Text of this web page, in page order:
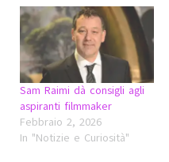
Sam Raimi dà consigli agli
aspiranti filmmaker
Febbraio 2, 2026
In "Notizie e Curiosità"